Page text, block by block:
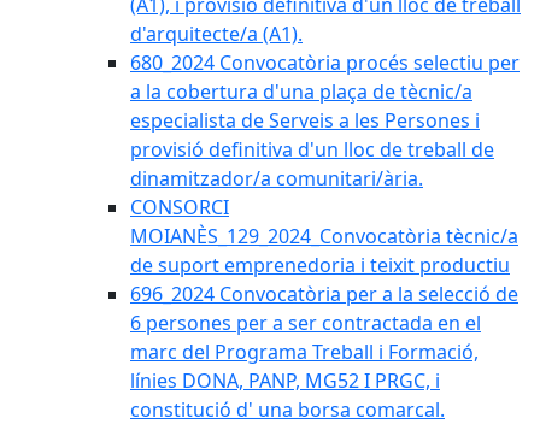
d'arquitecte/a (A1).
680_2024 Convocatòria procés selectiu per
a la cobertura d'una plaça de tècnic/a
especialista de Serveis a les Persones i
provisió definitiva d'un lloc de treball de
dinamitzador/a comunitari/ària.
CONSORCI
MOIANÈS_129_2024_Convocatòria tècnic/a
de suport emprenedoria i teixit productiu
696_2024 Convocatòria per a la selecció de
6 persones per a ser contractada en el
marc del Programa Treball i Formació,
línies DONA, PANP, MG52 I PRGC, i
constitució d' una borsa comarcal.